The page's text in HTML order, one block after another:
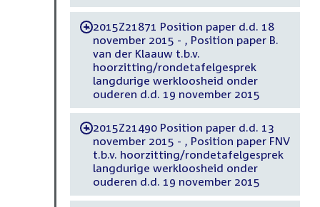
-2015Z21871 Position paper d.d. 18
november 2015 - , Position paper B.
van der Klaauw t.b.v.
hoorzitting/rondetafelgesprek
langdurige werkloosheid onder
ouderen d.d. 19 november 2015
-2015Z21490 Position paper d.d. 13
november 2015 - , Position paper FNV
t.b.v. hoorzitting/rondetafelgesprek
langdurige werkloosheid onder
ouderen d.d. 19 november 2015